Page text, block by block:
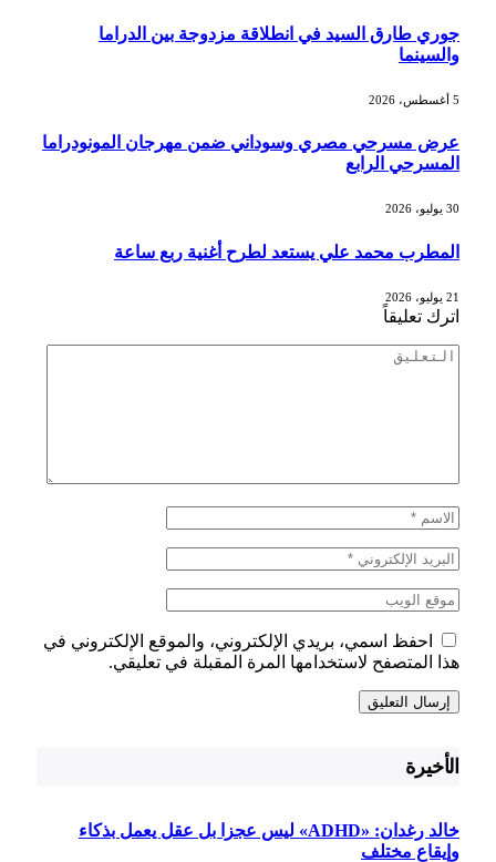
جوري طارق السيد في انطلاقة مزدوجة بين الدراما
والسينما
عرض مسرحي مصري وسوداني ضمن مهرجان المونودراما
المسرحي الرابع
30 يوليو، 2026
المطرب محمد علي يستعد لطرح أغنية ربع ساعة
21 يوليو، 2026
اترك تعليقاً
احفظ اسمي، بريدي الإلكتروني، والموقع الإلكتروني في
هذا المتصفح لاستخدامها المرة المقبلة في تعليقي.
الأخيرة
خالد رغدان: «ADHD» ليس عجزا بل عقل يعمل بذكاء
وإيقاع مختلف